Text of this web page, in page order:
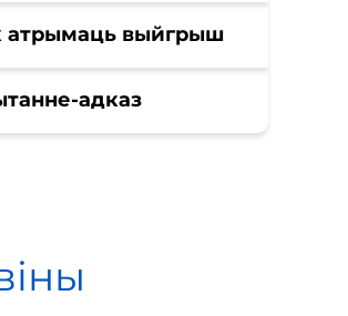
атрымаць выйгрыш
адказ